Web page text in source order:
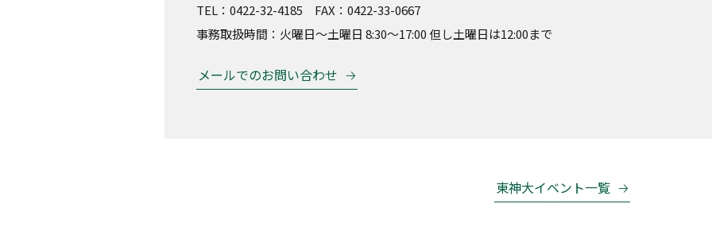
TEL：0422-32-4185 FAX：0422-33-0667
事務取扱時間：火曜日～土曜日 8:30～17:00 但し土曜日は12:00まで
メールでのお問い合わせ
東神大イベント一覧